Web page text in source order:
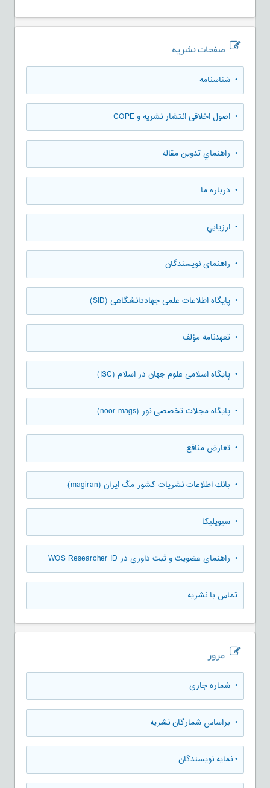
صفحات نشریه
• شناسنامه
• اصول اخلاقی انتشار نشریه و COPE
• راهنماي تدوين مقاله
• درباره ما
• ارزيابي
• راهنمای نویسندگان
• پایگاه اطلاعات علمی جهاددانشگاهی (SID)
• تعهدنامه مؤلف
• پایگاه اسلامی علوم جهان در اسلام (ISC)
• پایگاه مجلات تخصصی نور (noor mags)
• تعارض منافع
• بانك اطلاعات نشريات كشور مگ ايران (magiran)
• سیویلیکا
• راهنمای عضویت و ثبت داوری در WOS Researcher ID
تماس با نشریه
مرور
• شماره جاری
• براساس شمارگان نشریه
•نمایه نویسندگان